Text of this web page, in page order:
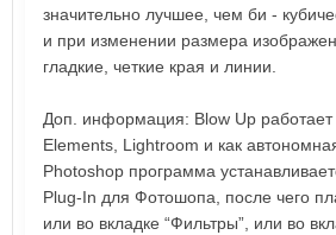
значительно лучшее, чем би -
и при изменении размера
гладкие, четкие края и линии.
Доп. информация: Blow Up работает
Elements, Lightroom и как
Photoshop программа
Plug-In для Фотошопа, после чего
или во вкладке “Фильтры”, или во